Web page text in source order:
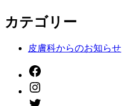
カテゴリー
皮膚科からのお知らせ
facebook
instagram